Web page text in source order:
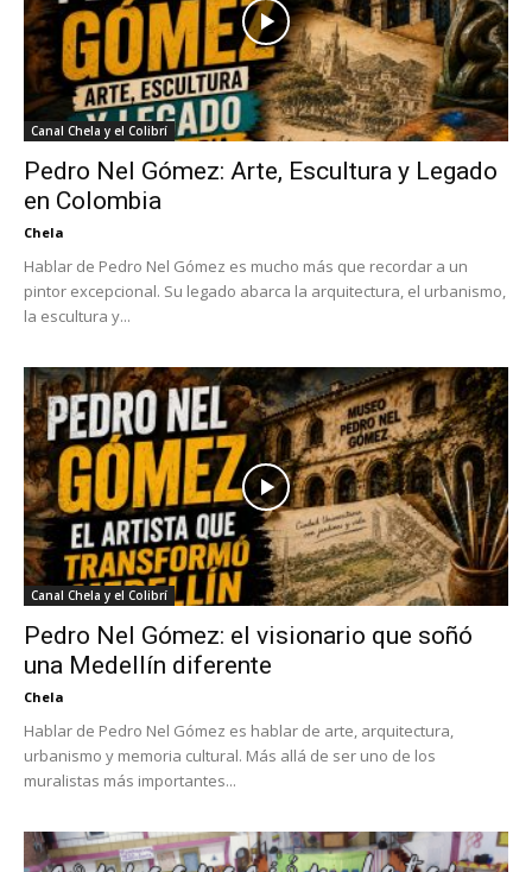
Canal Chela y el Colibrí
Pedro Nel Gómez: Arte, Escultura y Legado
en Colombia
Chela
Hablar de Pedro Nel Gómez es mucho más que recordar a un
pintor excepcional. Su legado abarca la arquitectura, el urbanismo,
la escultura y...
Canal Chela y el Colibrí
Pedro Nel Gómez: el visionario que soñó
una Medellín diferente
Chela
Hablar de Pedro Nel Gómez es hablar de arte, arquitectura,
urbanismo y memoria cultural. Más allá de ser uno de los
muralistas más importantes...